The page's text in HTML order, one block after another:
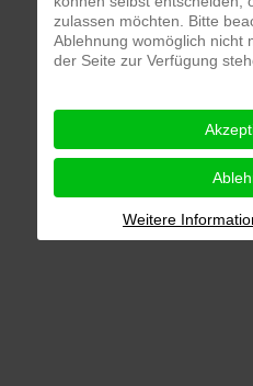
zulassen möchten. Bitte
Ablehnung womöglich nicht
der Seite zur Verfügung
Weitere